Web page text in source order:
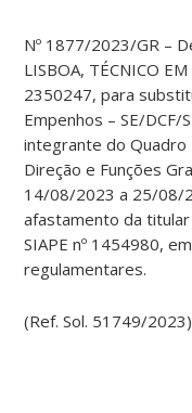
Nº 1877/2023/GR –
LISBOA, TÉCNICO
2350247, para
Empenhos – SE/DCF/
integrante do
Direção e Funções
14/08/2023 a 25/08/
afastamento da titular
SIAPE nº 1454980,
regulamentares.
(Ref. Sol. 51749/2023)